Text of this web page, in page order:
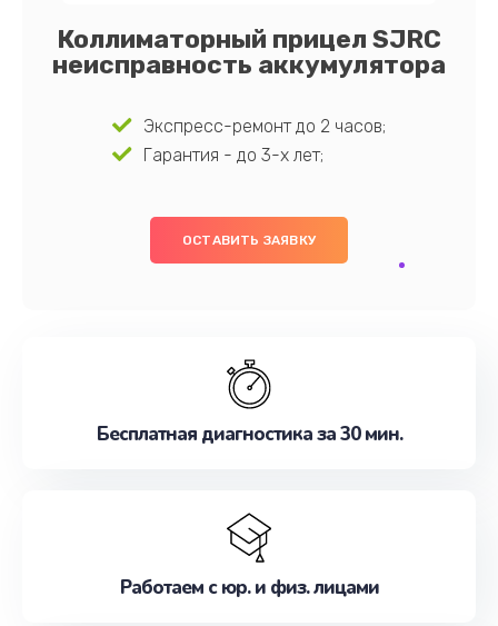
Коллиматорный прицел SJRC
неисправность аккумулятора
Экспресс-ремонт до 2 часов;
Гарантия - до 3-х лет;
ОСТАВИТЬ ЗАЯВКУ
Бесплатная диагностика за 30 мин.
Работаем с юр. и физ. лицами